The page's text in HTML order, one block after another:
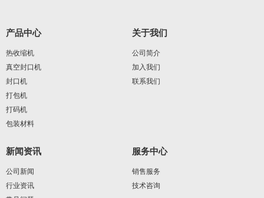
产品中心
热收缩机
真空封口机
封口机
打包机
打码机
包装材料
关于我们
公司简介
加入我们
联系我们
新闻资讯
公司新闻
行业资讯
服务中心
销售服务
技术咨询